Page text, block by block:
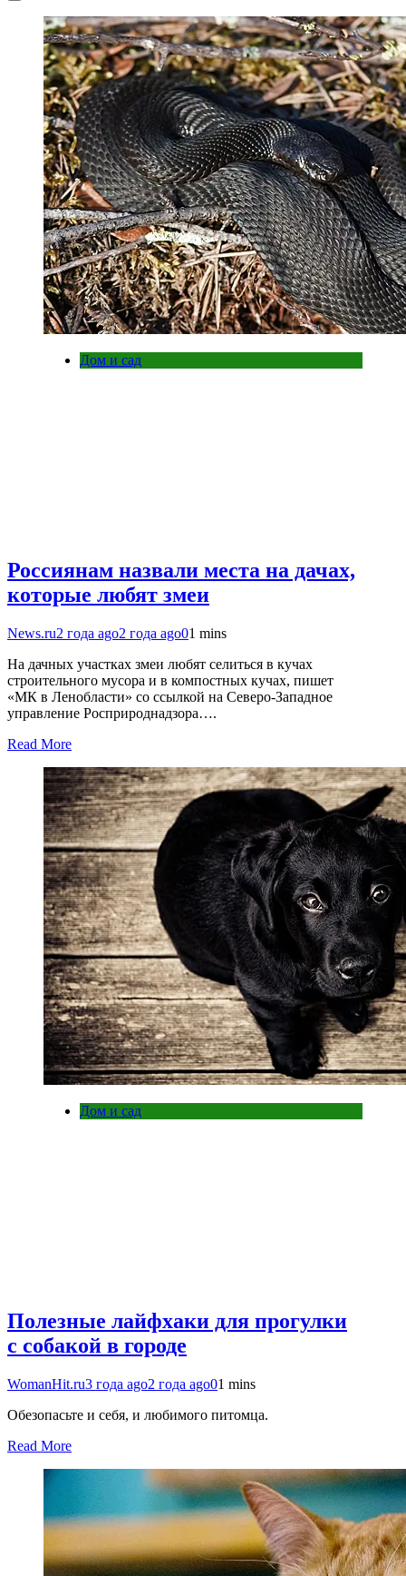
Дом и сад
Россиянам назвали места на дачах,
которые любят змеи
News.ru2 года ago2 года ago01 mins
На дачных участках змеи любят селиться в кучах
строительного мусора и в компостных кучах, пишет
«МК в Ленобласти» со ссылкой на Северо-Западное
управление Росприроднадзора….
Read More
Дом и сад
Полезные лайфхаки для прогулки
с собакой в городе
WomanHit.ru3 года ago2 года ago01 mins
Обезопасьте и себя, и любимого питомца.
Read More